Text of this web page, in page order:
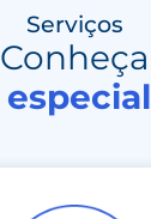
Serviços
Conheça